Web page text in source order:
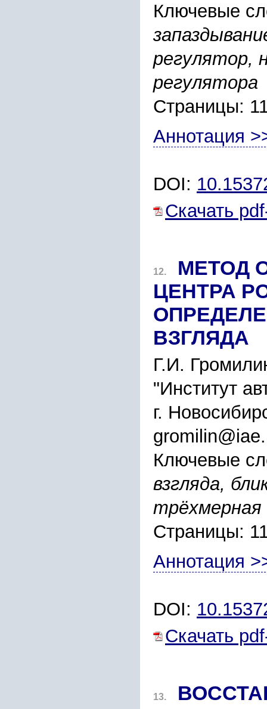
Ключевые
регулятор,
регулятора
Страницы:
Аннотация
DOI:
Скачать
12.
МЕТОД
ЦЕНТРА
ВЗГЛЯДА
Г.И.
"Институт
г.
Ключевые
взгляда,
трёхмерная
Страницы:
Аннотация
DOI:
Скачать
13.